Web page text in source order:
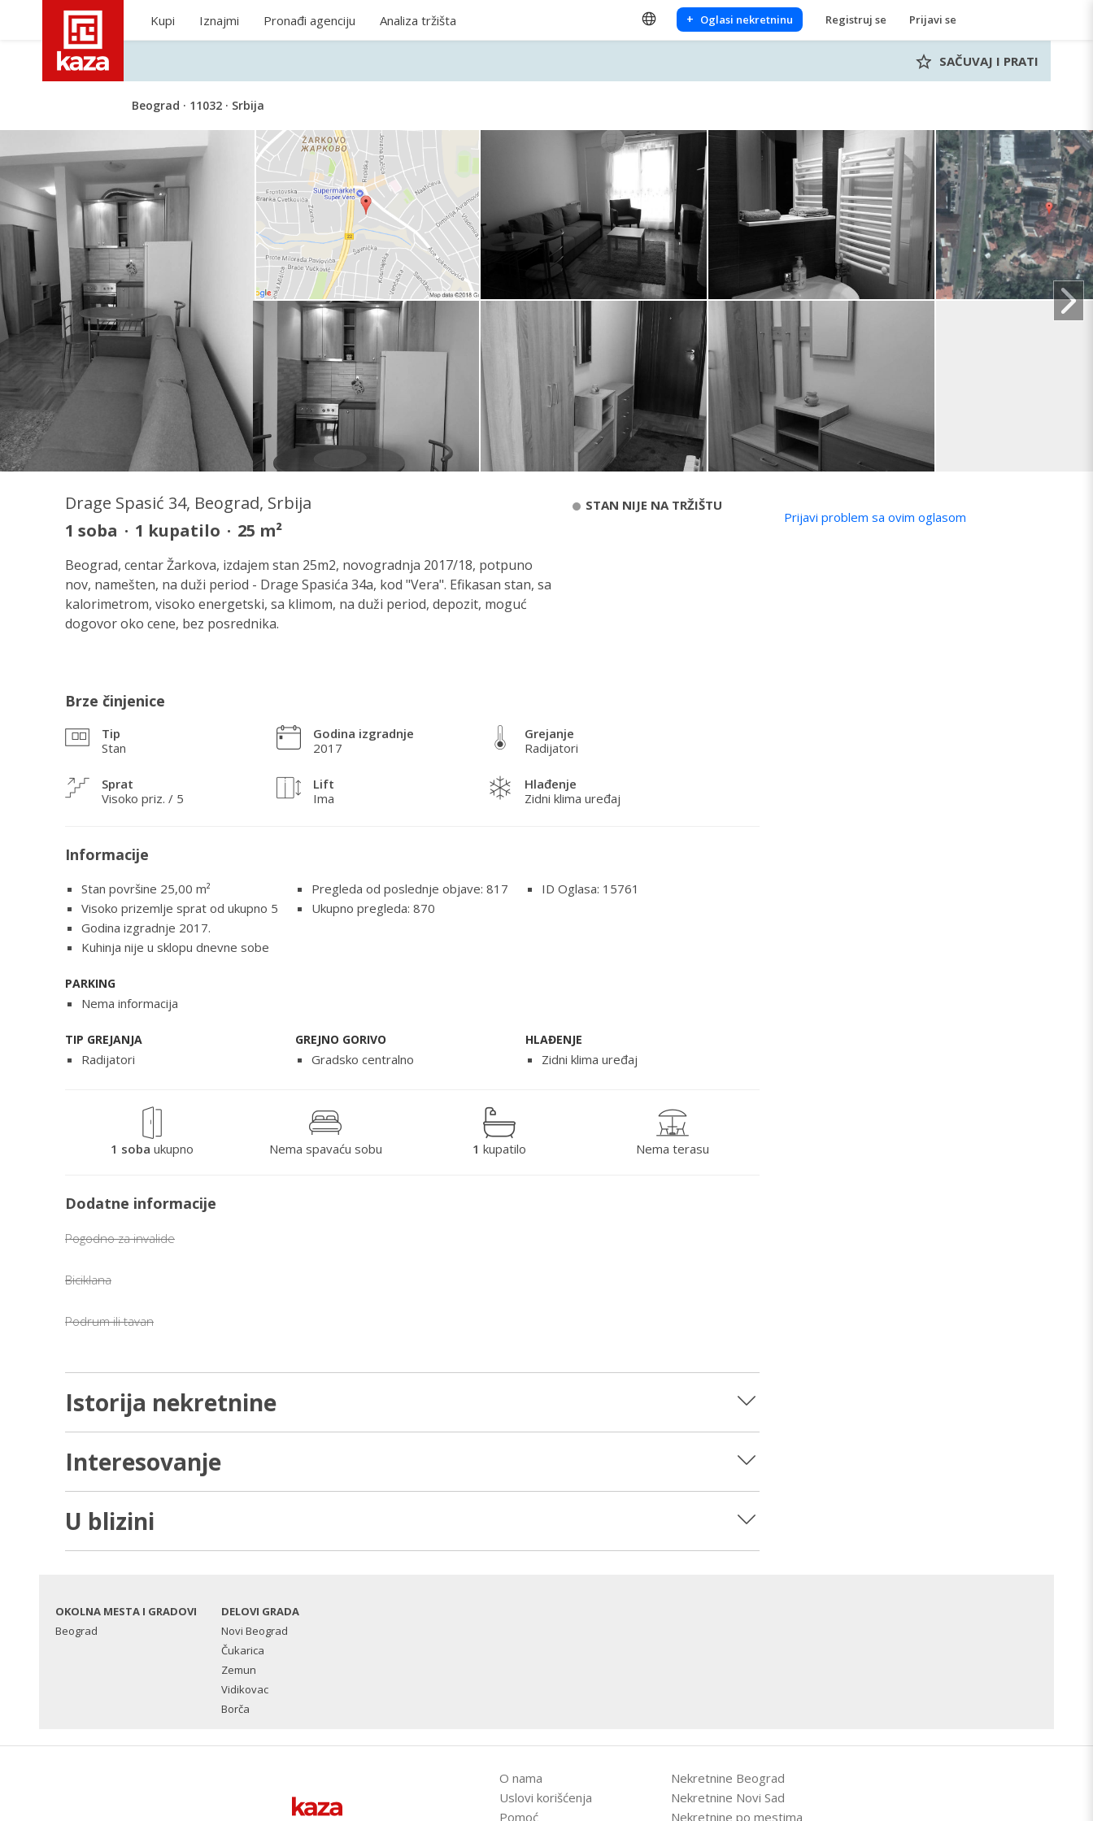
Kupi Iznajmi Pronađi agenciju Analiza tržišta + Oglasi nekretninu Registruj se Prijavi se
SAČUVAJ I PRATI
Beograd · 11032 · Srbija
Drage Spasić 34, Beograd, Srbija
1 soba · 1 kupatilo · 25 m²
Beograd, centar Žarkova, izdajem stan 25m2, novogradnja 2017/18, potpuno
nov, namešten, na duži period - Drage Spasića 34a, kod "Vera". Efikasan stan, sa
kalorimetrom, visoko energetski, sa klimom, na duži period, depozit, moguć
dogovor oko cene, bez posrednika.
STAN NIJE NA TRŽIŠTU
Brze činjenice
Tip
Stan
Sprat
Visoko priz. / 5
Godina izgradnje
2017
Lift
Ima
Grejanje
Radijatori
Hlađenje
Zidni klima uređaj
Informacije
Stan površine 25,00 m²
Visoko prizemlje sprat od ukupno 5
Godina izgradnje 2017.
Kuhinja nije u sklopu dnevne sobe
Pregleda od poslednje objave: 817
Ukupno pregleda: 870
ID Oglasa: 15761
PARKING
Nema informacija
TIP GREJANJA
Radijatori
GREJNO GORIVO
Gradsko centralno
HLAĐENJE
Zidni klima uređaj
1 soba ukupno Nema spavaću sobu 1 kupatilo Nema terasu
Dodatne informacije
Pogodno za invalide
Biciklana
Podrum ili tavan
Istorija nekretnine
Interesovanje
U blizini
Prijavi problem sa ovim oglasom
OKOLNA MESTA I GRADOVI
Beograd
DELOVI GRADA
Novi Beograd
Čukarica
Zemun
Vidikovac
Borča
O nama
Uslovi korišćenja
Pomoć
Nekretnine Beograd
Nekretnine Novi Sad
Nekretnine po mestima